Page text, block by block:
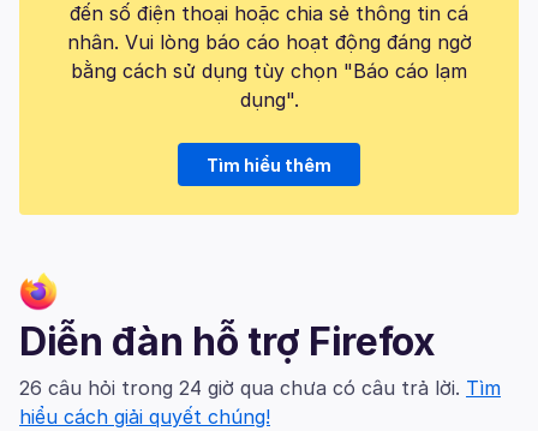
đến số điện thoại hoặc chia sẻ thông tin cá
nhân. Vui lòng báo cáo hoạt động đáng ngờ
bằng cách sử dụng tùy chọn "Báo cáo lạm
dụng".
Tìm hiểu thêm
Diễn đàn hỗ trợ Firefox
26 câu hỏi trong 24 giờ qua chưa có câu trả lời. Tìm
hiểu cách giải quyết chúng!